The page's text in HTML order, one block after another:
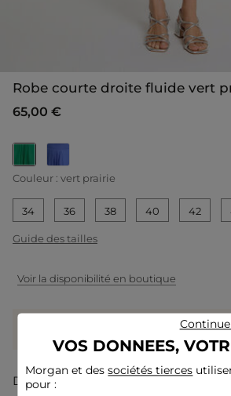
Robe courte droite fluide vert
65,00 €
selected
Couleur : vert prairie
34 36 38 40 42
Guide des tailles
Voir la disponibilité en boutique
65 coeurs grâce à ce produit
Description
VOS DONNEES,
Morgan et dessociétés tierces
pour :